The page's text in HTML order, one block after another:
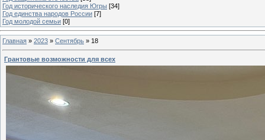
Год исторического наследия Югры [34]
Год единства народов России [7]
Год молодой семьи [0]
Главная » 2023 » Сентябрь » 18
Грантовые возможности для всех